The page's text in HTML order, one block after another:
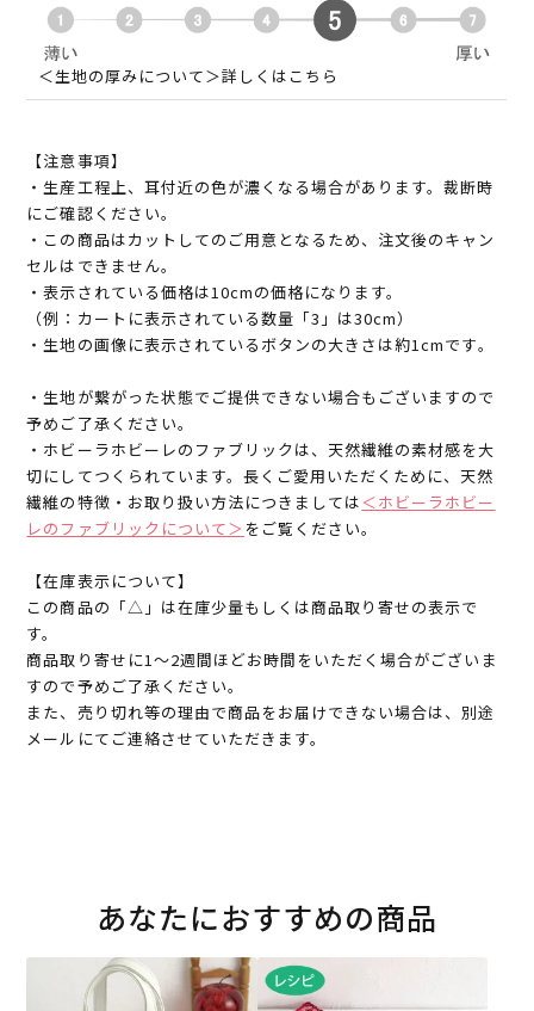
＜生地の厚みについて＞詳しくはこちら
【注意事項】
・生産工程上、耳付近の色が濃くなる場合があります。裁断時
にご確認ください。
・この商品はカットしてのご用意となるため、注文後のキャン
セルはできません。
・表示されている価格は10cmの価格になります。
（例：カートに表示されている数量「3」は30cm）
・生地の画像に表示されているボタンの大きさは約1cmです。
・生地が繋がった状態でご提供できない場合もございますので
予めご了承ください。
・ホビーラホビーレのファブリックは、天然繊維の素材感を大
切にしてつくられています。長くご愛用いただくために、天然
繊維の特徴・お取り扱い方法につきましては＜ホビーラホビー
レのファブリックについて＞ をご覧ください。
【在庫表示について】
この商品の「△」は在庫少量もしくは商品取り寄せの表示で
す。
商品取り寄せに1～2週間ほどお時間をいただく場合がございま
すので予めご了承ください。
また、売り切れ等の理由で商品をお届けできない場合は、別途
メールにてご連絡させていただきます。
あなたにおすすめの商品